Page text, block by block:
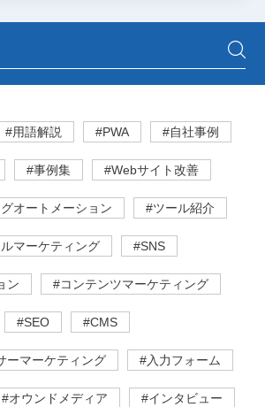
#用語解説 #PWA #自社事例
#事例集 #Webサイト改善
オートメーション #ツール紹介
マーケティング #SNS
ン #コンテンツマーケティング
#SEO #CMS
ーマーケティング #入力フォーム
#オウンドメディア #インタビュー